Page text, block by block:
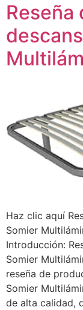
Reseña
Haz clic aquí
Somier
Introducción:
Somier
reseña de
Somier
de alta calidad,